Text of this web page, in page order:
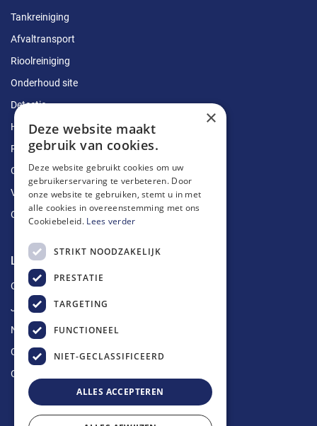
Tankreiniging
Afvaltransport
Rioolreiniging
Onderhoud site
Detectie
Herstellingen
Ruimingen
Ontstoppingen
Vetputten
Ontkalking
Longin Service
Over ons
Jobs
Nieuws
Contact
Offerte aanvragen
×
Deze website maakt
gebruik van cookies.
Deze website gebruikt cookies om uw
gebruikerservaring te verbeteren. Door
onze website te gebruiken, stemt u in met
alle cookies in overeenstemming met ons
Cookiebeleid. Lees verder
STRIKT NOODZAKELIJK
PRESTATIE
TARGETING
FUNCTIONEEL
NIET-GECLASSIFICEERD
ALLES ACCEPTEREN